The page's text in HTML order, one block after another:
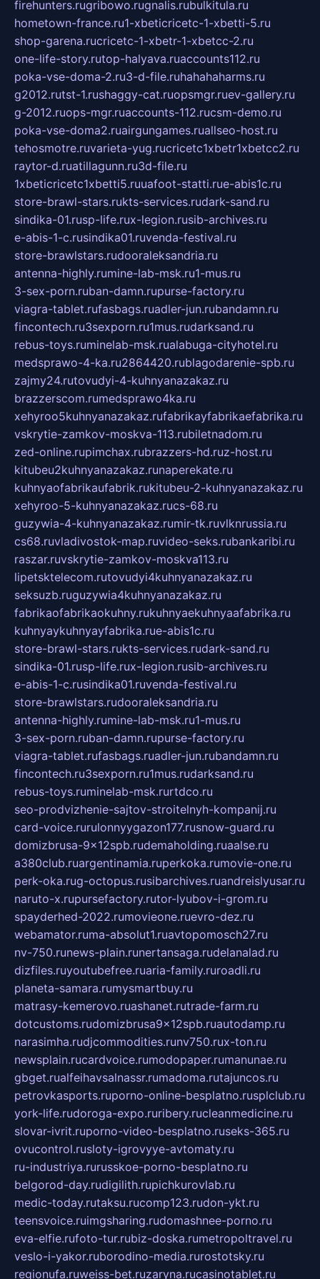
firehunters.rugribowo.rugnalis.rubulkitula.ru
hometown-france.ru1-xbeticricetc-1-xbetti-5.ru
shop-garena.rucricetc-1-xbetr-1-xbetcc-2.ru
one-life-story.rutop-halyava.ruaccounts112.ru
poka-vse-doma-2.ru3-d-file.ruhahahaharms.ru
g2012.rutst-1.rushaggy-cat.ruopsmgr.ruev-gallery.ru
g-2012.ruops-mgr.ruaccounts-112.rucsm-demo.ru
poka-vse-doma2.ruairgungames.ruallseo-host.ru
tehosmotre.ruvarieta-yug.rucricetc1xbetr1xbetcc2.ru
raytor-d.ruatillagunn.ru3d-file.ru
1xbeticricetc1xbetti5.ruuafoot-statti.rue-abis1c.ru
store-brawl-stars.rukts-services.rudark-sand.ru
sindika-01.rusp-life.rux-legion.rusib-archives.ru
e-abis-1-c.rusindika01.ruvenda-festival.ru
store-brawlstars.rudooraleksandria.ru
antenna-highly.rumine-lab-msk.ru1-mus.ru
3-sex-porn.ruban-damn.rupurse-factory.ru
viagra-tablet.rufasbags.ruadler-jun.rubandamn.ru
fincontech.ru3sexporn.ru1mus.rudarksand.ru
rebus-toys.ruminelab-msk.rualabuga-cityhotel.ru
medsprawo-4-ka.ru2864420.rublagodarenie-spb.ru
zajmy24.rutovudyi-4-kuhnyanazakaz.ru
brazzerscom.rumedsprawo4ka.ru
xehyroo5kuhnyanazakaz.rufabrikayfabrikaefabrika.ru
vskrytie-zamkov-moskva-113.rubiletnadom.ru
zed-online.rupimchax.rubrazzers-hd.ruz-host.ru
kitubeu2kuhnyanazakaz.runaperekate.ru
kuhnyaofabrikaufabrik.rukitubeu-2-kuhnyanazakaz.ru
xehyroo-5-kuhnyanazakaz.rucs-68.ru
guzywia-4-kuhnyanazakaz.rumir-tk.ruvlknrussia.ru
cs68.ruvladivostok-map.ruvideo-seks.rubankaribi.ru
raszar.ruvskrytie-zamkov-moskva113.ru
lipetsktelecom.rutovudyi4kuhnyanazakaz.ru
seksuzb.ruguzywia4kuhnyanazakaz.ru
fabrikaofabrikaokuhny.rukuhnyaekuhnyaafabrika.ru
kuhnyaykuhnyayfabrika.rue-abis1c.ru
store-brawl-stars.rukts-services.rudark-sand.ru
sindika-01.rusp-life.rux-legion.rusib-archives.ru
e-abis-1-c.rusindika01.ruvenda-festival.ru
store-brawlstars.rudooraleksandria.ru
antenna-highly.rumine-lab-msk.ru1-mus.ru
3-sex-porn.ruban-damn.rupurse-factory.ru
viagra-tablet.rufasbags.ruadler-jun.rubandamn.ru
fincontech.ru3sexporn.ru1mus.rudarksand.ru
rebus-toys.ruminelab-msk.rurtdco.ru
seo-prodvizhenie-sajtov-stroitelnyh-kompanij.ru
card-voice.rurulonnyygazon177.rusnow-guard.ru
domizbrusa-9x12spb.rudemaholding.ruaalse.ru
a380club.ruargentinamia.ruperkoka.rumovie-one.ru
perk-oka.rug-octopus.rusibarchives.ruandreislyusar.ru
naruto-x.rupursefactory.rutor-lyubov-i-grom.ru
spayderhed-2022.rumovieone.ruevro-dez.ru
webamator.ruma-absolut1.ruavtopomosch27.ru
nv-750.runews-plain.runertansaga.rudelanalad.ru
dizfiles.ruyoutubefree.ruaria-family.ruroadli.ru
planeta-samara.rumysmartbuy.ru
matrasy-kemerovo.ruashanet.rutrade-farm.ru
dotcustoms.rudomizbrusa9x12spb.ruautodamp.ru
narasimha.rudjcommodities.runv750.rux-ton.ru
newsplain.rucardvoice.rumodopaper.rumanunae.ru
gbget.rualfeihavsalnassr.rumadoma.rutajuncos.ru
petrovkasports.ruporno-online-besplatno.rusplclub.ru
york-life.rudoroga-expo.ruribery.rucleanmedicine.ru
slovar-ivrit.ruporno-video-besplatno.ruseks-365.ru
ovucontrol.rusloty-igrovyye-avtomaty.ru
ru-industriya.rurusskoe-porno-besplatno.ru
belgorod-day.rudigilith.rupichkurovlab.ru
medic-today.rutaksu.rucomp123.rudon-ykt.ru
teensvoice.ruimgsharing.rudomashnee-porno.ru
eva-elfie.rufoto-tur.rubiz-doska.rumetropoltravel.ru
veslo-i-yakor.ruborodino-media.rurostotsky.ru
regionufa.ruweiss-bet.ruzaryna.rucasinotablet.ru